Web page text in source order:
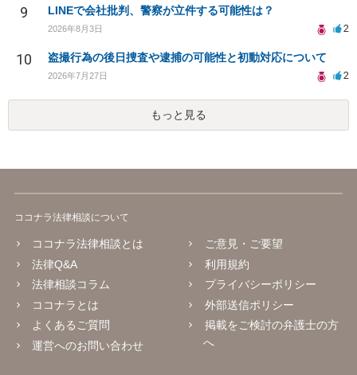
9 LINEで会社批判、警察が立件する可能性は？
2026年8月3日 2
10 盗撮行為の後日捜査や逮捕の可能性と初動対応について
2026年7月27日 2
もっと見る
ココナラ法律相談について
ココナラ法律相談とは
法律Q&A
法律相談コラム
ココナラとは
よくあるご質問
運営へのお問い合わせ
ご意見・ご要望
利用規約
プライバシーポリシー
外部送信ポリシー
掲載をご検討の弁護士の方
へ